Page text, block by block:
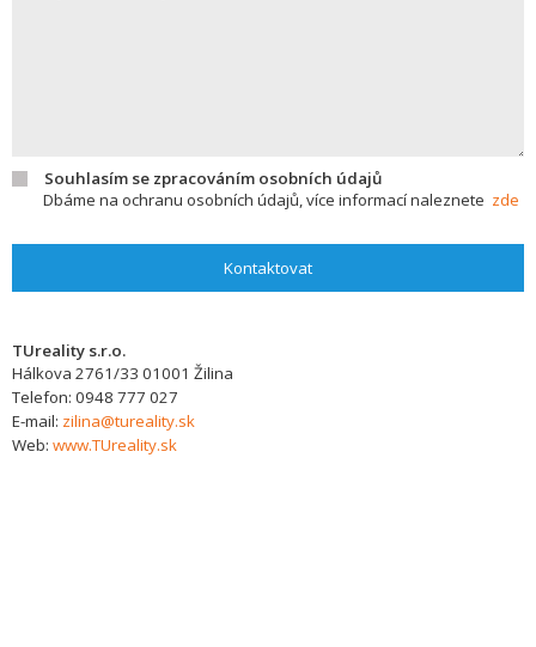
Souhlasím se zpracováním osobních údajů
Dbáme na ochranu osobních údajů, více informací naleznete zde
Kontaktovat
TUreality s.r.o.
Hálkova 2761/33 01001 Žilina
Telefon: 0948 777 027
E-mail: zilina@tureality.sk
Web: www.TUreality.sk